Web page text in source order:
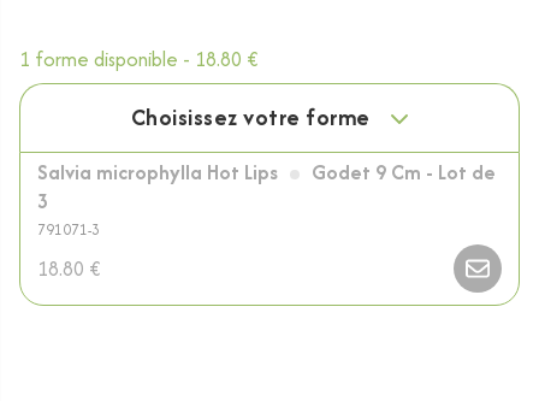
1 forme disponible - 18.80 €
Choisissez votre forme
Salvia microphylla Hot Lips
Godet 9 Cm - Lot de
3
791071-3
18.80 €